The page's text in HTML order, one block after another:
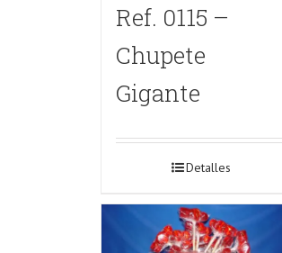
Ref. 0115 –
Chupete
Gigante
Detalles